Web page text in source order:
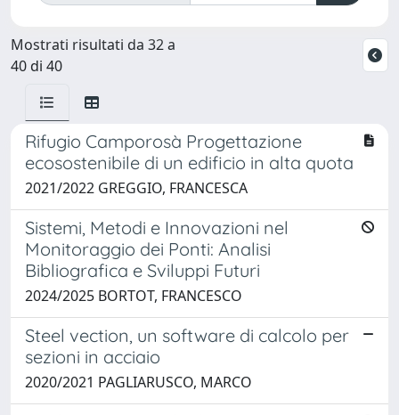
Mostrati risultati da 32 a
40 di 40
Rifugio Camporosà Progettazione
ecosostenibile di un edificio in alta quota
2021/2022 GREGGIO, FRANCESCA
Sistemi, Metodi e Innovazioni nel
Monitoraggio dei Ponti: Analisi
Bibliografica e Sviluppi Futuri
2024/2025 BORTOT, FRANCESCO
Steel vection, un software di calcolo per
sezioni in acciaio
2020/2021 PAGLIARUSCO, MARCO